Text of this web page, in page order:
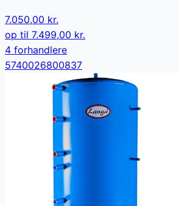
7.050,00 kr.
op til 7.499,00 kr.
4 forhandlere
5740026800837